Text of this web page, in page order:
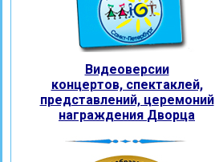
Видеоверсии
концертов, спектаклей,
представлений, церемоний
награждения Дворца